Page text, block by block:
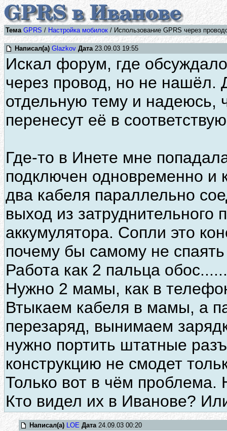
Тема GPRS / Настройка мобилок / Использование GPRS через
Написал(а) Glazkov Дата23.09.03 19:55
Искал форум, где
через провод, но не нашёл.
отдельную тему и надеюсь,
перенесут её в
Где-то в Инете мне
подключен одновременно и
два кабеля параллельно
выход из затруднительного
аккумулятора. Сопли это
почему бы самому не
Работа как 2 пальца обос......
Нужно 2 мамы, как в
Втыкаем кабеля в мамы, а
перезаряд, вынимаем
нужно портить штатные
конструкцию не смодет
Только вот в чём проблема.
Кто видел их в Иванове?
Написал(а) LOE Дата24.09.03 00:20